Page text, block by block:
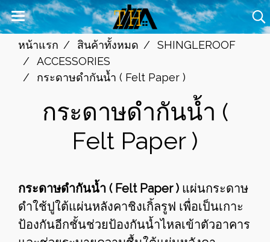
หน้าแรก สินค้าทั้งหมด
SHINGLEROOF
ACCESSORIES
กระดาษดำกันน้ำ ( Felt Paper )
กระดาษดำกันน้ำ (
Felt Paper )
กระดาษดำกันน้ำ ( Felt Paper ) แผ่นกระดาษ
ดำใช้ปูใต้แผ่นหลังคาชิงเกิ้ลรูฟ เพื่อเป็นเกาะ
ป้องกันอีกชั้นช่วยป้องกันน้ำไหลเข้าตัวอาคาร